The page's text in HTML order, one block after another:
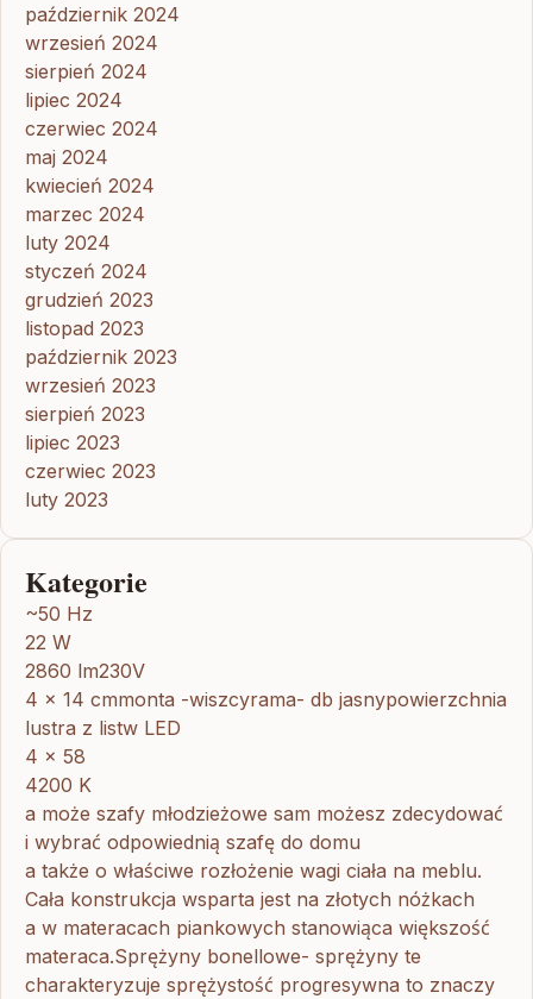
październik 2024
wrzesień 2024
sierpień 2024
lipiec 2024
czerwiec 2024
maj 2024
kwiecień 2024
marzec 2024
luty 2024
styczeń 2024
grudzień 2023
listopad 2023
październik 2023
wrzesień 2023
sierpień 2023
lipiec 2023
czerwiec 2023
luty 2023
Kategorie
~50 Hz
22 W
2860 lm230V
4 x 14 cmmonta -wiszcyrama- db jasnypowierzchnia
lustra z listw LED
4 x 58
4200 K
a może szafy młodzieżowe sam możesz zdecydować
i wybrać odpowiednią szafę do domu
a także o właściwe rozłożenie wagi ciała na meblu.
Cała konstrukcja wsparta jest na złotych nóżkach
a w materacach piankowych stanowiąca większość
materaca.Sprężyny bonellowe- sprężyny te
charakteryzuje sprężystość progresywna to znaczy